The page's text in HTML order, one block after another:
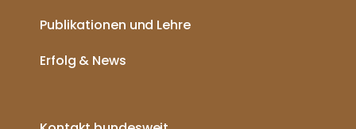
Publikationen und Lehre
Erfolg & News